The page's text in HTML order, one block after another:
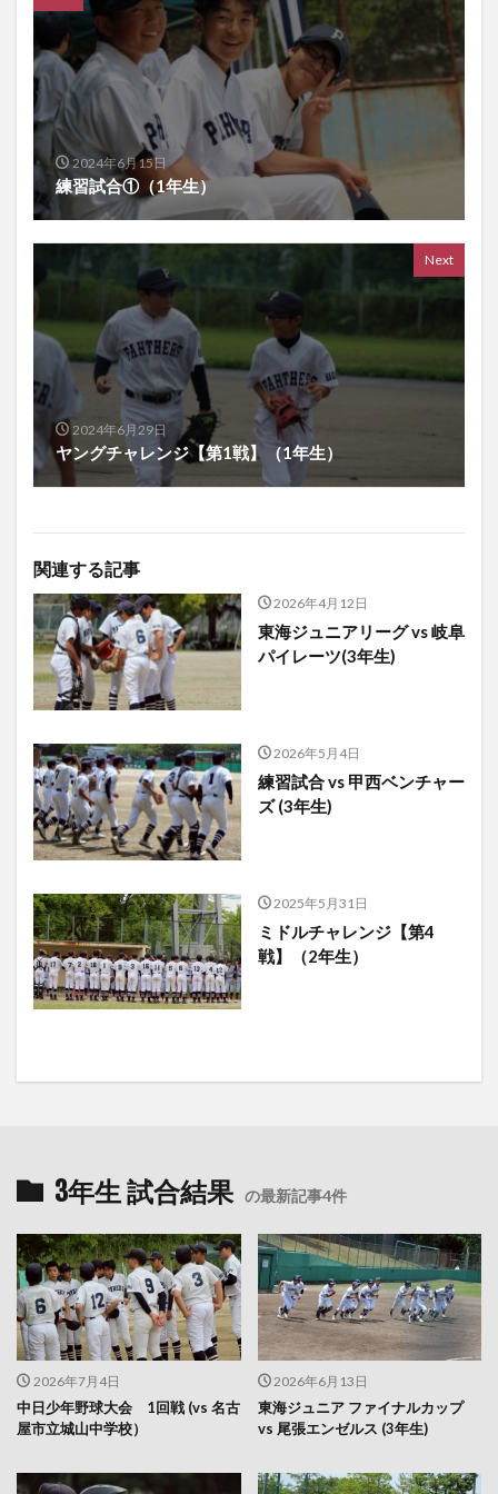
2024年6月15日
練習試合①（1年生）
Next
2024年6月29日
ヤングチャレンジ【第1戦】（1年生）
関連する記事
2026年4月12日
東海ジュニアリーグ vs 岐阜
パイレーツ(3年生)
2026年5月4日
練習試合 vs 甲西ベンチャー
ズ (3年生)
2025年5月31日
ミドルチャレンジ【第4
戦】（2年生）
3年生 試合結果 の最新記事4件
2026年7月4日
中日少年野球大会 1回戦 (vs 名古
屋市立城山中学校）
2026年6月13日
東海ジュニア ファイナルカップ
vs 尾張エンゼルス (3年生)